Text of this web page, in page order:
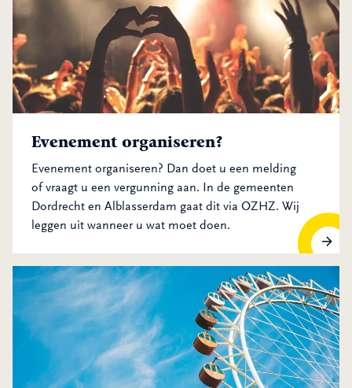
Evenement organiseren?
Evenement organiseren? Dan doet u een melding
of vraagt u een vergunning aan. In de gemeenten
Dordrecht en Alblasserdam gaat dit via OZHZ. Wij
leggen uit wanneer u wat moet doen.